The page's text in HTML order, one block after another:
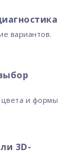
вариантов.
и формы
3D-